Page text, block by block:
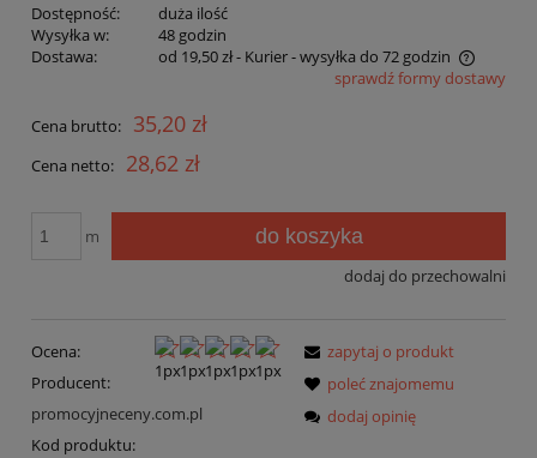
Dostępność:
duża ilość
Wysyłka w:
48 godzin
Dostawa:
od 19,50 zł- Kurier - wysyłka do 72 godzin
Cena nie zawiera ewentualnych kosztów płatnościsprawdź formy dostawy
Cena brutto: 35,20 zł
Cena netto: 28,62 zł
m do koszyka
dodaj do przechowalni
Ocena:
Producent:
promocyjneceny.com.pl
Kod produktu:
zapytaj o produkt
poleć znajomemu
dodaj opinię